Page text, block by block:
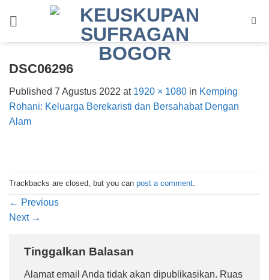
DSC06296
Published 7 Agustus 2022 at 1920 × 1080 in Kemping
Rohani: Keluarga Berekaristi dan Bersahabat Dengan
Alam
Trackbacks are closed, but you can post a comment
← Previous
Next →
Tinggalkan Balasan
Alamat email Anda tidak akan dipublikasikan. Ruas